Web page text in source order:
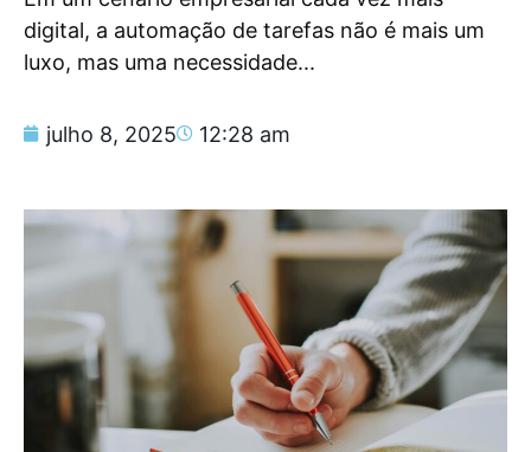
digital, a automação de tarefas não é mais um
luxo, mas uma necessidade...
julho 8, 2025 12:28 am